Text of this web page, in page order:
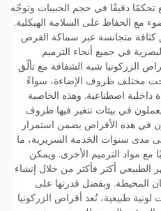
تحكمًا دقيقًا في حجم الحبيبات وتوجّه
مع الحفاظ على السلامة الهيكلية.
كثافة متجانسة عبر سماكة القرص
في جميع أنحاء الترميم
الزركونيا شبه الشفافة مع تألّق
تحت مختلف ظروف الإضاءة، سواءً
اصطناعية. وهذه الخاصية
في بيئات تتغير فيها ظروف
في هذه الأقراص يضمن استمرار
مدى سنوات الخدمة السريرية، ما
مع مواد الترميم الأخرى. ويمكن
الطبيعي أكثر فأكثر من خلال إنشاء
المحيطة. وبفضل قدرتها على
طبيعية، تُعد أقراص الزركونيا